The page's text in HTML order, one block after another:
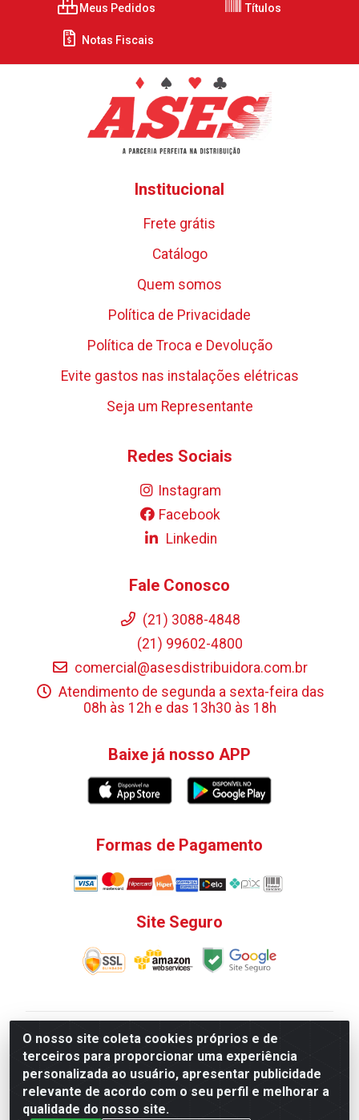
O nosso site coleta cookies próprios e de
terceiros para proporcionar uma experiência
personalizada ao usuário, apresentar publicidade
relevante de acordo com o seu perfil e melhorar a
qualidade do nosso site.
Meus Pedidos Títulos
Notas Fiscais
Institucional
Frete grátis
Catálogo
Quem somos
Política de Privacidade
Política de Troca e Devolução
Evite gastos nas instalações elétricas
Seja um Representante
Redes Sociais
Instagram
Facebook
Linkedin
Fale Conosco
(21) 3088-4848
(21) 99602-4800
comercial@asesdistribuidora.com.br
Atendimento de segunda a sexta-feira das
08h às 12h e das 13h30 às 18h
Baixe já nosso APP
Formas de Pagamento
Site Seguro
V. C. Ferragens LTDA - Rua do Matoso, 132 - Praça da
Bandeira, Rio de Janeiro/ RJ - CEP 20.270-135 - CNPJ
12.324.723/0001-25
Todas as regras de promoções, descontos, preços e
prazos de pagamento e entrega expostos aqui são